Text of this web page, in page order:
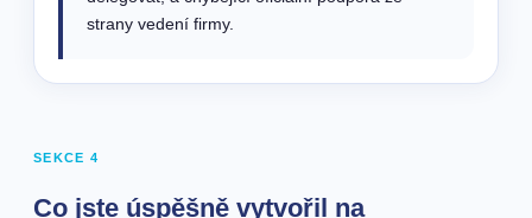
strany vedení firmy.
SEKCE 4
Co jste úspěšně vytvořil na